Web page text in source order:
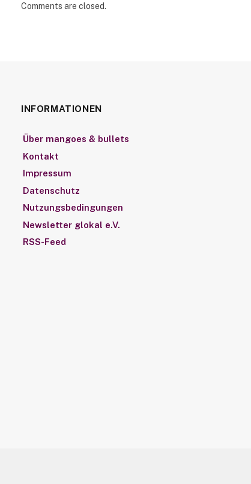
Comments are closed.
INFORMATIONEN
Über mangoes & bullets
Kontakt
Impressum
Datenschutz
Nutzungsbedingungen
Newsletter glokal e.V.
RSS-Feed